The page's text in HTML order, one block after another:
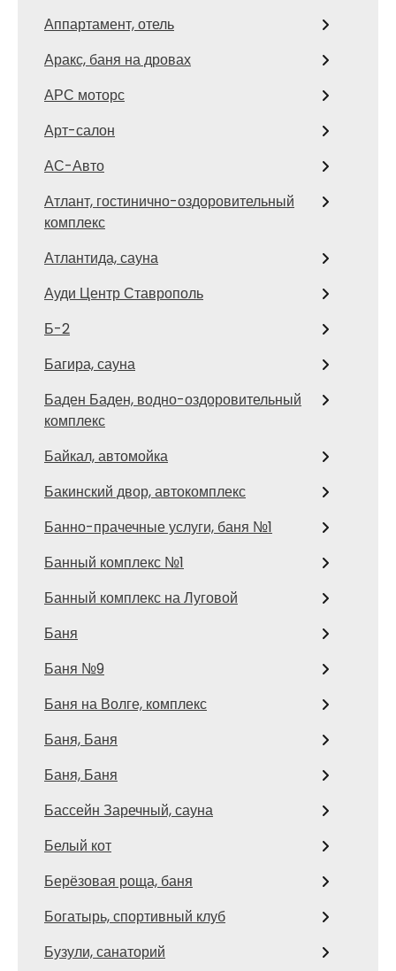
Аппартамент, отель
Аракс, баня на дровах
АРС моторс
Арт-салон
АС-Авто
Атлант, гостинично-оздоровительный
комплекс
Атлантида, сауна
Ауди Центр Ставрополь
Б-2
Багира, сауна
Баден Баден, водно-оздоровительный
комплекс
Байкал, автомойка
Бакинский двор, автокомплекс
Банно-прачечные услуги, баня №1
Банный комплекс №1
Банный комплекс на Луговой
Баня
Баня №9
Баня на Волге, комплекс
Баня, Баня
Баня, Баня
Бассейн Заречный, сауна
Белый кот
Берёзовая роща, баня
Богатырь, спортивный клуб
Бузули, санаторий